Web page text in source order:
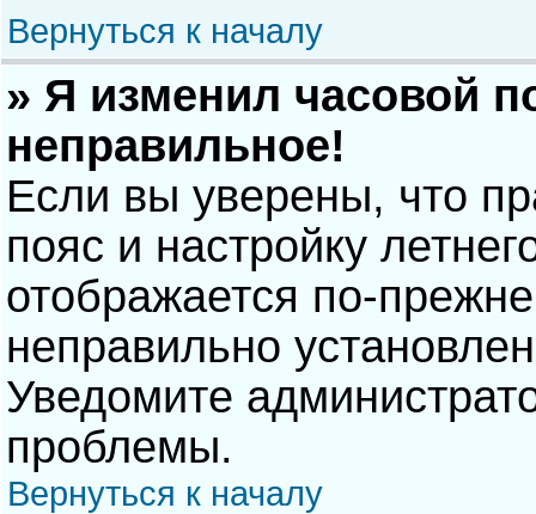
Вернуться к началу
» Я изменил часовой
неправильное!
Если вы уверены, что
пояс и настройку
отображается по-
неправильно
Уведомите
проблемы.
Вернуться к началу